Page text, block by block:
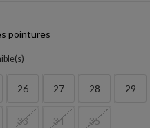
pointures
26 27 28 29
33 34 35